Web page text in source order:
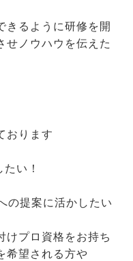
きるように研修を開
せノウハウを伝えた
おります
い！
の提案に活かしたい
けプロ資格をお持ち
希望される方や